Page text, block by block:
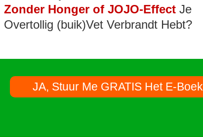
Zonder Honger of JOJO-Effect Je
Overtollig (buik)Vet Verbrandt Hebt?
JA, Stuur Me GRATIS Het E-Boek